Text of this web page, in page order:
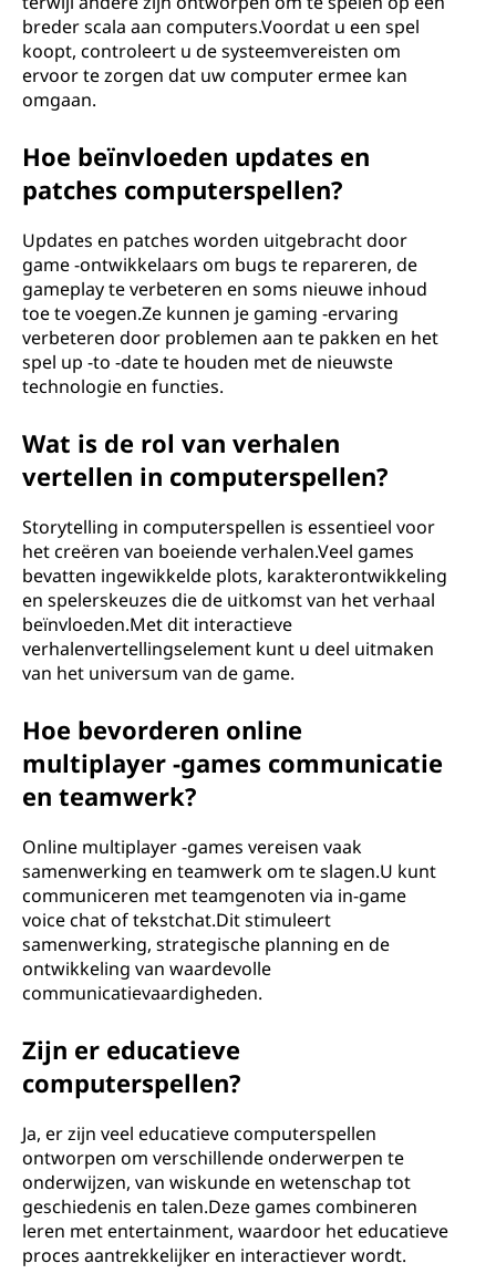
breder scala aan computers.Voordat u een spel
koopt, controleert u de systeemvereisten om
ervoor te zorgen dat uw computer ermee kan
omgaan.
Hoe beïnvloeden updates en
patches computerspellen?
Updates en patches worden uitgebracht door
game -ontwikkelaars om bugs te repareren, de
gameplay te verbeteren en soms nieuwe inhoud
toe te voegen.Ze kunnen je gaming -ervaring
verbeteren door problemen aan te pakken en het
spel up -to -date te houden met de nieuwste
technologie en functies.
Wat is de rol van verhalen
vertellen in computerspellen?
Storytelling in computerspellen is essentieel voor
het creëren van boeiende verhalen.Veel games
bevatten ingewikkelde plots, karakterontwikkeling
en spelerskeuzes die de uitkomst van het verhaal
beïnvloeden.Met dit interactieve
verhalenvertellingselement kunt u deel uitmaken
van het universum van de game.
Hoe bevorderen online
multiplayer -games communicatie
en teamwerk?
Online multiplayer -games vereisen vaak
samenwerking en teamwerk om te slagen.U kunt
communiceren met teamgenoten via in-game
voice chat of tekstchat.Dit stimuleert
samenwerking, strategische planning en de
ontwikkeling van waardevolle
communicatievaardigheden.
Zijn er educatieve
computerspellen?
Ja, er zijn veel educatieve computerspellen
ontworpen om verschillende onderwerpen te
onderwijzen, van wiskunde en wetenschap tot
geschiedenis en talen.Deze games combineren
leren met entertainment, waardoor het educatieve
proces aantrekkelijker en interactiever wordt.